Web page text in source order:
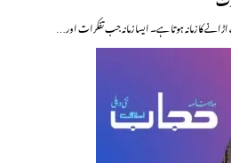
کا زمانہ ہوتا ہے۔ ایسا زمانہ جب تفکرات اور…